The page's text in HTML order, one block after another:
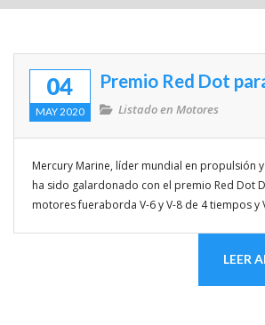
Dossier
Consultas a bordo
Enlaces de interés
Competicion
04
MAY 2020
Premio Red Dot
Listado enMotores
Mercury Marine, líder mundial en propulsión
ha sido galardonado con el premio Red Dot
motores fueraborda V-6 y V-8 de 4 tiempos y
LEER